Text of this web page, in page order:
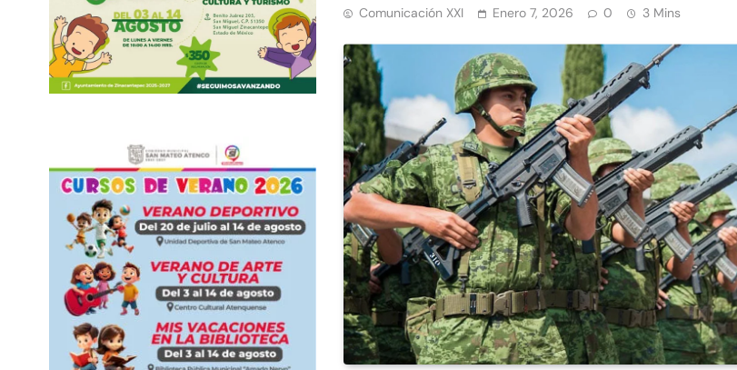
Comunicación XXI Enero 7, 2026 0 3 Mins